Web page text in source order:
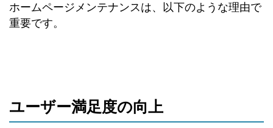
ホームページメンテナンスは、以下のような理由で
重要です。
ユーザー満足度の向上